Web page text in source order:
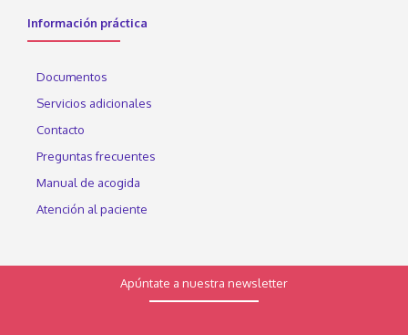
Información práctica
Documentos
Servicios adicionales
Contacto
Preguntas frecuentes
Manual de acogida
Atención al paciente
Apúntate a nuestra newsletter